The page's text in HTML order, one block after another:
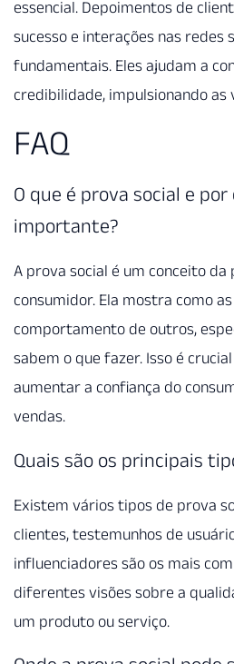
essencial. Depoimentos de
sucesso e interações nas redes
fundamentais. Eles ajudam a
credibilidade, impulsionando as
FAQ
O que é prova social e por
importante?
A prova social é um conceito da
consumidor. Ela mostra como
comportamento de outros,
sabem o que fazer. Isso é
aumentar a confiança do
vendas.
Quais são os principais
Existem vários tipos de prova
clientes, testemunhos de
influenciadores são os mais
diferentes visões sobre a
um produto ou serviço.